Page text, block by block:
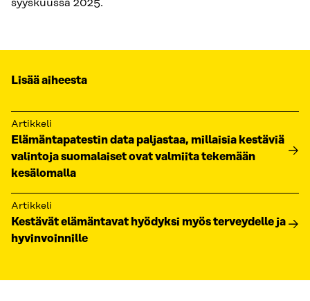
syyskuussa 2025.
Lisää aiheesta
Artikkeli
Elämäntapatestin data paljastaa, millaisia kestäviä
valintoja suomalaiset ovat valmiita tekemään
kesälomalla
Artikkeli
Kestävät elämäntavat hyödyksi myös terveydelle ja
hyvinvoinnille